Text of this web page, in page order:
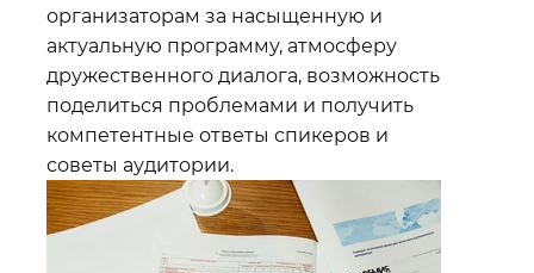
организаторам за насыщенную и
актуальную программу, атмосферу
дружественного диалога, возможность
поделиться проблемами и получить
компетентные ответы спикеров и
советы аудитории.